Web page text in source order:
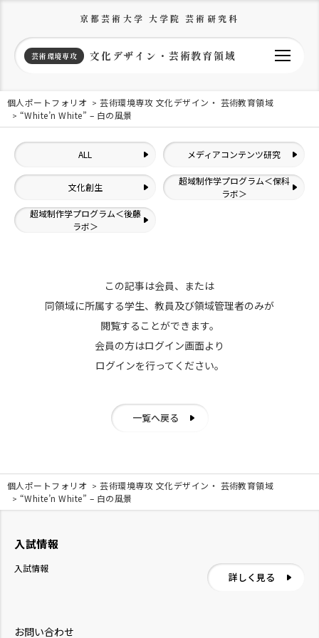
京都芸術大学 大学院 芸術研究科
芸術環境専攻 文化デザイン・芸術教育領域
個人ポートフォリオ
芸術環境専攻 文化デザイン・ 芸術教育領域
“White’n White” – 白の風景
ALL メディアコンテンツ研究
文化創生
超域制作学プログラム＜保科
ラボ＞
超域制作学プログラム＜後藤
ラボ＞
この記事は会員、または
同領域に所属する学生、教員及び領域管理者のみが
閲覧することができます。
会員の方はログイン画面より
ログインを行ってください。
一覧へ戻る
個人ポートフォリオ
芸術環境専攻 文化デザイン・ 芸術教育領域
“White’n White” – 白の風景
お問い合わせ
入試情報
入試情報
詳しく見る